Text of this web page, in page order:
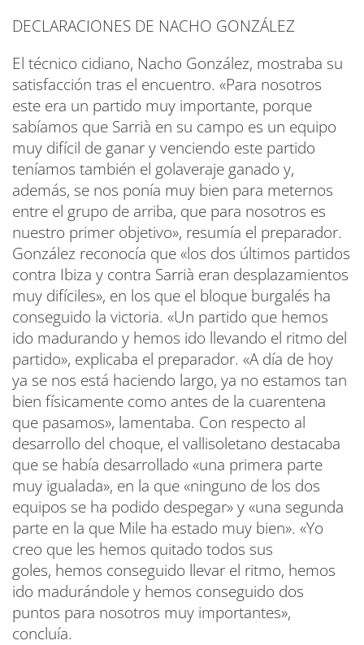
DECLARACIONES DE NACHO GONZÁLEZ
El técnico cidiano, Nacho González, mostraba su
satisfacción tras el encuentro. «Para nosotros
este era un partido muy importante, porque
sabíamos que Sarrià en su campo es un equipo
muy difícil de ganar y venciendo este partido
teníamos también el golaveraje ganado y,
además, se nos ponía muy bien para meternos
entre el grupo de arriba, que para nosotros es
nuestro primer objetivo», resumía el preparador.
González reconocía que «los dos últimos partidos
contra Ibiza y contra Sarrià eran desplazamientos
muy difíciles», en los que el bloque burgalés ha
conseguido la victoria. «Un partido que hemos
ido madurando y hemos ido llevando el ritmo del
partido», explicaba el preparador. «A día de hoy
ya se nos está haciendo largo, ya no estamos tan
bien físicamente como antes de la cuarentena
que pasamos», lamentaba. Con respecto al
desarrollo del choque, el vallisoletano destacaba
que se había desarrollado «una primera parte
muy igualada», en la que «ninguno de los dos
equipos se ha podido despegar» y «una segunda
parte en la que Mile ha estado muy bien». «Yo
creo que les hemos quitado todos sus
goles, hemos conseguido llevar el ritmo, hemos
ido madurándole y hemos conseguido dos
puntos para nosotros muy importantes»,
concluía.